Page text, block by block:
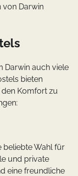
von Darwin
Darwin auch viele
bieten
Komfort zu
beliebte Wahl für
und private
eine freundliche